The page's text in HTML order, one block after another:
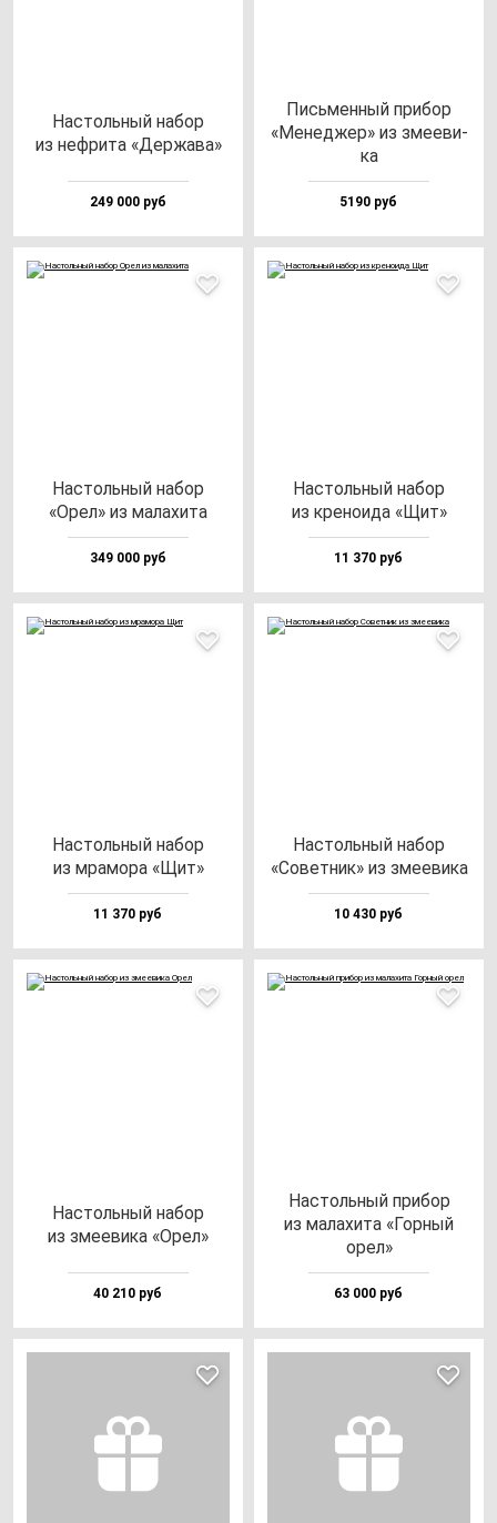
Нас­толь­ный на­бор
из неф­ри­та «Дер­жа­ва»
249 000 руб
Пись­мен­ный при­бор
«Менед­жер» из зме­еви­
ка
5190 руб
Нас­толь­ный на­бор
«Орел» из ма­ла­хи­та
349 000 руб
Нас­толь­ный на­бор
из кре­но­ида «Щит»
11 370 руб
Нас­толь­ный на­бор
из мра­мо­ра «Щит»
11 370 руб
Нас­толь­ный на­бор
«Совет­ник» из зме­еви­ка
10 430 руб
Нас­толь­ный на­бор
из зме­еви­ка «Орел»
40 210 руб
Нас­толь­ный при­бор
из ма­ла­хи­та «Гор­ный
орел»
63 000 руб